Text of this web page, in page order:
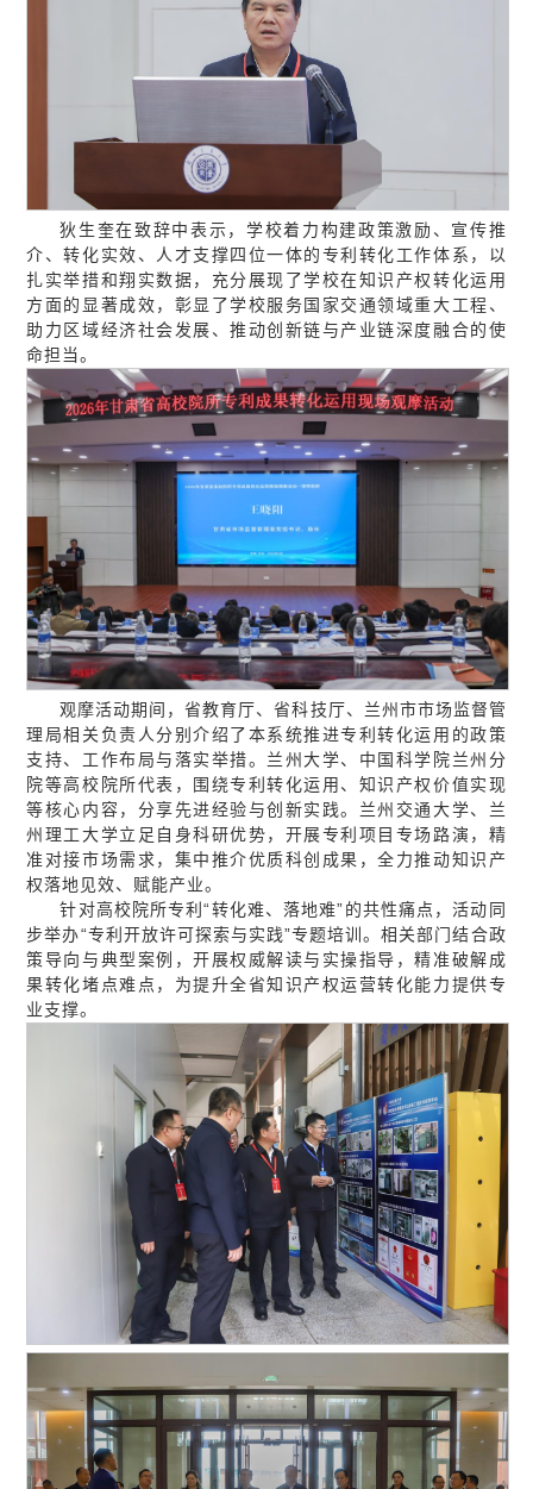
狄生奎在致辞中表示，学校着力构建政策激励、宣传推
介、转化实效、人才支撑四位一体的专利转化工作体系，以
扎实举措和翔实数据，充分展现了学校在知识产权转化运用
方面的显著成效，彰显了学校服务国家交通领域重大工程、
助力区域经济社会发展、推动创新链与产业链深度融合的使
命担当。
观摩活动期间，省教育厅、省科技厅、兰州市市场监督管
理局相关负责人分别介绍了本系统推进专利转化运用的政策
支持、工作布局与落实举措。兰州大学、中国科学院兰州分
院等高校院所代表，围绕专利转化运用、知识产权价值实现
等核心内容，分享先进经验与创新实践。兰州交通大学、兰
州理工大学立足自身科研优势，开展专利项目专场路演，精
准对接市场需求，集中推介优质科创成果，全力推动知识产
权落地见效、赋能产业。
针对高校院所专利“转化难、落地难”的共性痛点，活动同
步举办“专利开放许可探索与实践”专题培训。相关部门结合政
策导向与典型案例，开展权威解读与实操指导，精准破解成
果转化堵点难点，为提升全省知识产权运营转化能力提供专
业支撑。